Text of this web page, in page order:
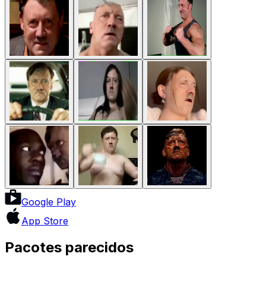
Google Play
App Store
Pacotes parecidos